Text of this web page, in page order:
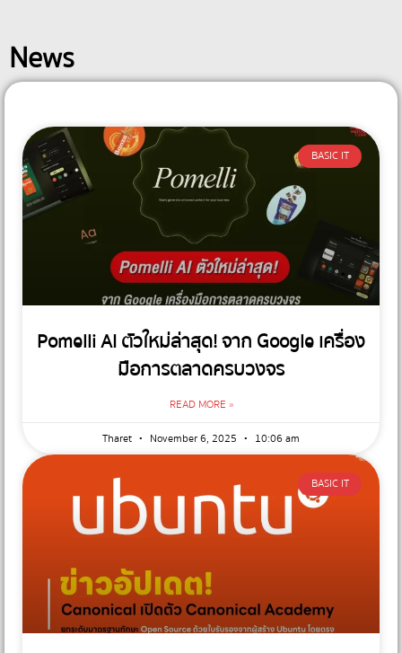
News
BASIC IT
Pomelli AI ตัวใหม่ล่าสุด! จาก Google เครื่อง
มือการตลาดครบวงจร
READ MORE »
Tharet
November 6, 2025 10:06 am
BASIC IT